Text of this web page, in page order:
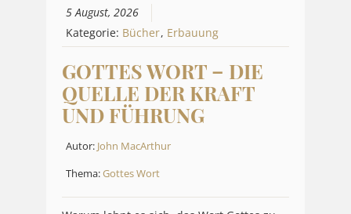
5 August, 2026
Kategorie: Bücher, Erbauung
GOTTES WORT – DIE
QUELLE DER KRAFT
UND FÜHRUNG
Autor: John MacArthur
Thema:Gottes Wort